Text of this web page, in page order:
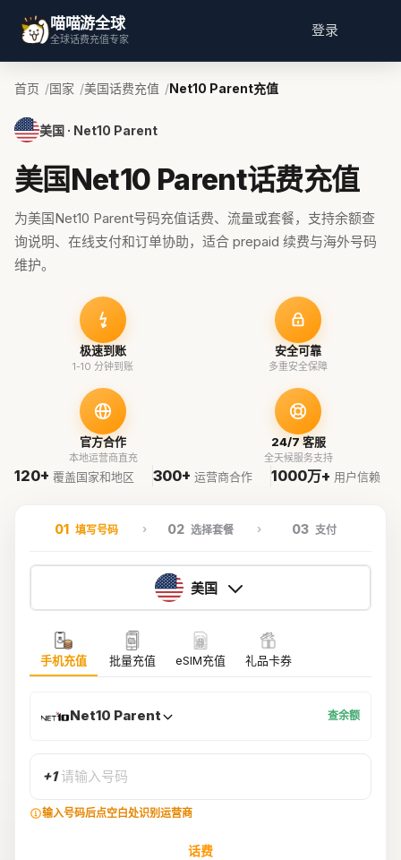
喵喵游全球
全球话费充值专家
登录
首页 国家 美国话费充值 Net10 Parent充值
美国 · Net10 Parent
美国Net10 Parent话费充值
为美国Net10 Parent号码充值话费、流量或套餐，支持余额查
询说明、在线支付和订单协助，适合 prepaid 续费与海外号码
维护。
极速到账
1-10 分钟到账
安全可靠
多重安全保障
官方合作
本地运营商直充
24/7 客服
全天候服务支持
120+ 覆盖国家和地区 300+ 运营商合作 1000万+ 用户信赖
01 填写号码 02 选择套餐 03 支付
美国
手机充值 批量充值 eSIM充值 礼品卡券
Net10 Parent 查余额
+1 请输入号码
输入号码后点空白处识别运营商
话费